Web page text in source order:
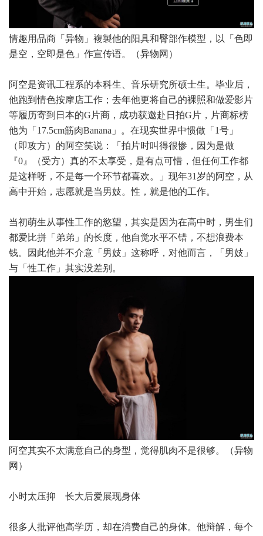
情趣用品商「异物」複製他的阳具和臀部作模型，以「色即
是空，空即是色」作宣传语。（异物网）
阿空是资讯工程系的本科生、音乐研究所硕士生。毕业后，
他跑到情色按摩店工作；去年他更将自己的裸照和做爱影片
等履历寄到日本的G片商，成功获邀赴日拍G片，片商标榜
他为「17.5cm筋肉Banana」。在现实世界中惯做「1号」
（即攻方）的阿空笑说：「拍片时叫得很惨，因为是做
『0』（受方）真的不太享受，是有点可惜，但任何工作都
是这样呀，不是每一个环节都喜欢。」现年31岁的阿空，从
高中开始，志愿就是当男妓。性，就是他的工作。
当初萌生从事性工作的慾望，其实是因为在高中时，男生们
都爱比拼「弟弟」的长度，他自觉水平不错，不想浪费本
钱。因此他并不介意「男妓」这称呼，对他而言，「男妓」
与「性工作」其实没差别。
阿空其实不太满意自己的身型，觉得肌肉不是很够。（异物
网）
小时太压抑 长大后爱展现身体
很多人批评他高学历，却在消费自己的身体。他辩解，每个